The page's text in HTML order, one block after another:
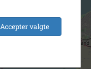
Accepter valgte